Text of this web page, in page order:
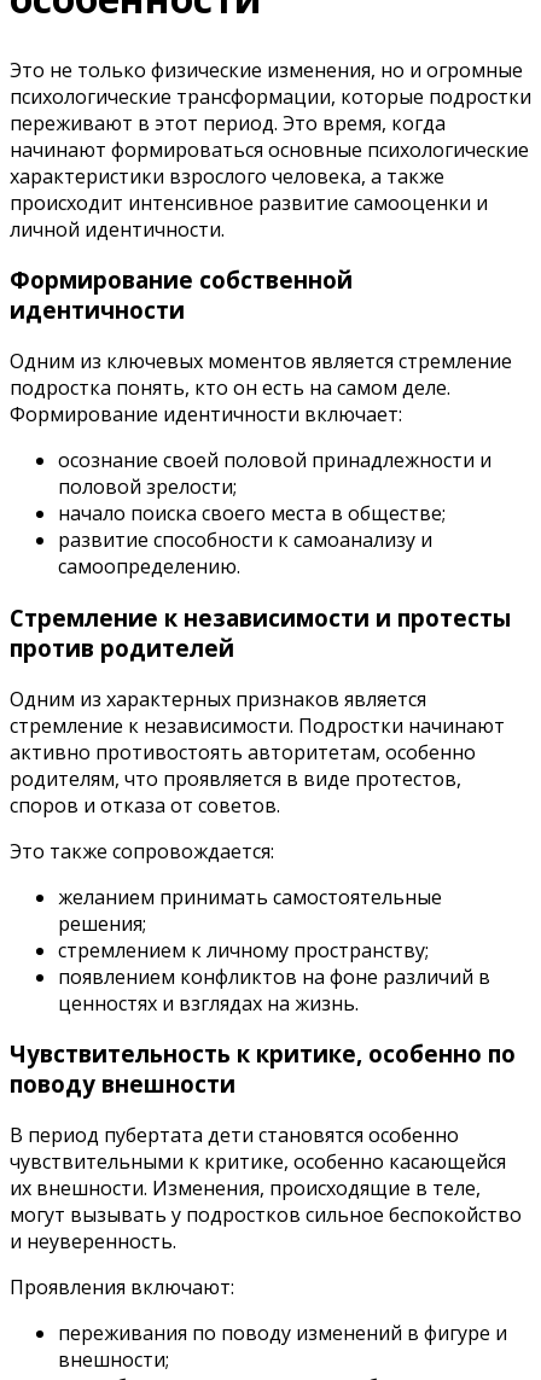
Это не только физические изменения, но и огромные
психологические трансформации, которые подростки
переживают в этот период. Это время, когда
начинают формироваться основные психологические
характеристики взрослого человека, а также
происходит интенсивное развитие самооценки и
личной идентичности.
Формирование собственной
идентичности
Одним из ключевых моментов является стремление
подростка понять, кто он есть на самом деле.
Формирование идентичности включает:
осознание своей половой принадлежности и
половой зрелости;
начало поиска своего места в обществе;
развитие способности к самоанализу и
самоопределению.
Стремление к независимости и протесты
против родителей
Одним из характерных признаков является
стремление к независимости. Подростки начинают
активно противостоять авторитетам, особенно
родителям, что проявляется в виде протестов,
споров и отказа от советов.
Это также сопровождается:
желанием принимать самостоятельные
решения;
стремлением к личному пространству;
появлением конфликтов на фоне различий в
ценностях и взглядах на жизнь.
Чувствительность к критике, особенно по
поводу внешности
В период пубертата дети становятся особенно
чувствительными к критике, особенно касающейся
их внешности. Изменения, происходящие в теле,
могут вызывать у подростков сильное беспокойство
и неуверенность.
Проявления включают:
переживания по поводу изменений в фигуре и
внешности;